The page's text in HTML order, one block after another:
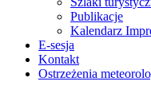
Publikacje
Kalendarz
E-sesja
Kontakt
Ostrzeżenia